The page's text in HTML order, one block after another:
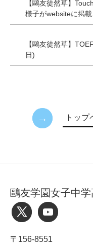
【鷗友徒然草】
様子がwebsiteに掲
【鷗友徒然草】
日)
トップ
鷗友学園女子中
〒156-8551